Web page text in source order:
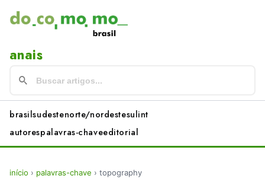
anais
brasilsudestenorte/nordestesulint
autorespalavras-chaveeditorial
início › palavras-chave › topography